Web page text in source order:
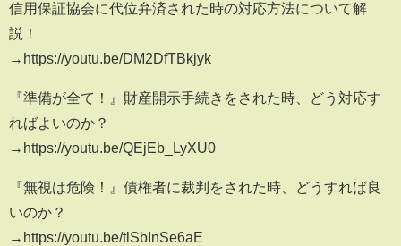
信用保証協会に代位弁済された時の対応方法について解
説！
→https://youtu.be/DM2DfTBkjyk
『準備が全て！』財産開示手続きをされた時、どう対応す
ればよいのか？
→https://youtu.be/QEjEb_LyXU0
『無視は危険！』債権者に裁判をされた時、どうすれば良
いのか？
→https://youtu.be/tlSbInSe6aE